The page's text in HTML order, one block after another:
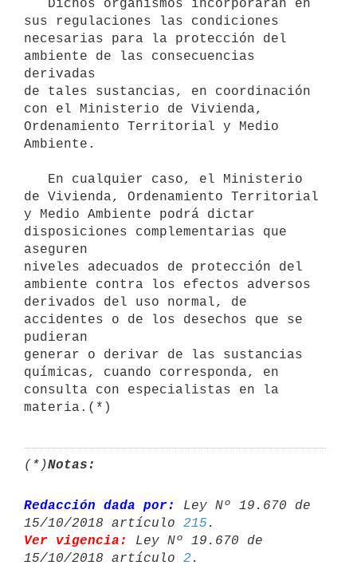
sus regulaciones las condiciones
necesarias para la protección del
ambiente de las consecuencias
derivadas
de tales sustancias, en coordinación
con el Ministerio de Vivienda,
Ordenamiento Territorial y Medio
Ambiente.
de Vivienda, Ordenamiento Territorial
y Medio Ambiente podrá dictar
disposiciones complementarias que
aseguren
niveles adecuados de protección del
ambiente contra los efectos adversos
derivados del uso normal, de
accidentes o de los desechos que se
pudieran
generar o derivar de las sustancias
químicas, cuando corresponda, en
consulta con especialistas en la
materia.(*)
(*)Notas:
Redacción dada por:
Ley Nº 19.670 de
15/10/2018 artículo 215
Ver vigencia:
Ley Nº 19.670 de
15/10/2018 artículo 2